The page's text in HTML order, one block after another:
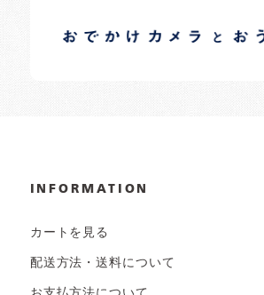
日常の様子など随時更新中です。
INFORMATION
カートを見る
配送方法・送料について